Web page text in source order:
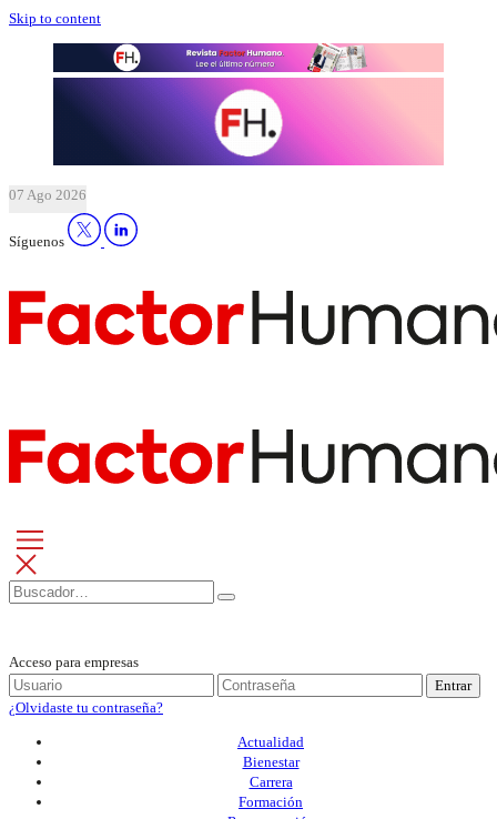
Skip to content
07 Ago 2026
Síguenos
Acceso para empresas
Entrar
¿Olvidaste tu contraseña?
Actualidad
Bienestar
Carrera
Formación